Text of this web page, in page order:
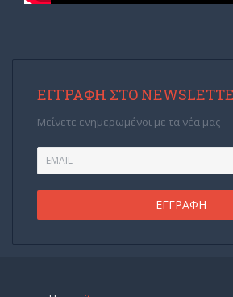
ΕΓΓΡΑΦΉ ΣΤΟ
Μείνετε ενημερωμένοι με τα νέα μας